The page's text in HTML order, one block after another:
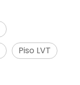
Piso LVT